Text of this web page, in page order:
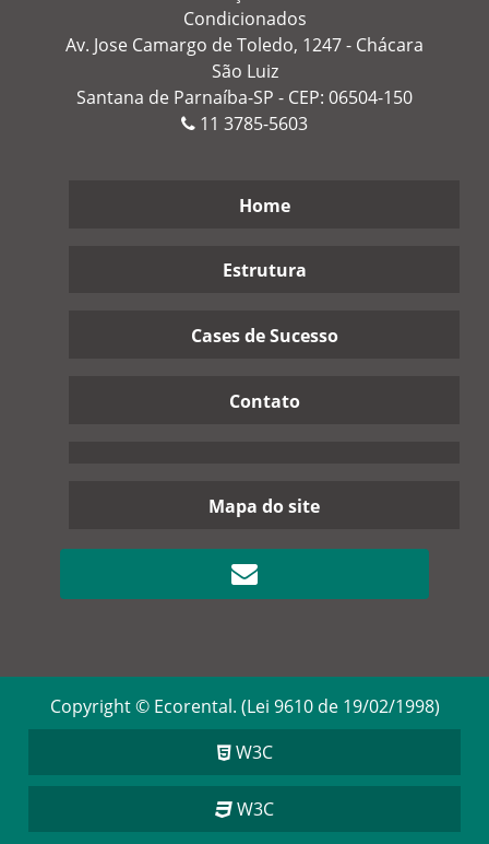
Condicionados
Av. Jose Camargo de Toledo, 1247 - Chácara
São Luiz
Santana de Parnaíba-SP - CEP: 06504-150
11 3785-5603
Home
Estrutura
Cases de Sucesso
Contato
Mapa do site
Copyright © Ecorental. (Lei 9610 de 19/02/1998)
W3C
W3C